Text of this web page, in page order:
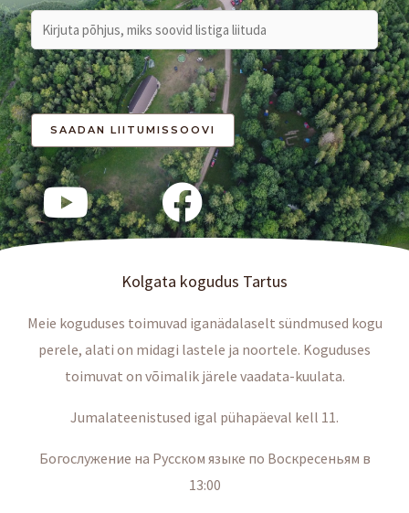
Kolgata kogudus Tartus
Meie koguduses toimuvad iganädalaselt sündmused kogu
perele, alati on midagi lastele ja noortele. Koguduses
toimuvat on võimalik järele vaadata-kuulata.
Jumalateenistused igal pühapäeval kell 11.
Богослужение на Русском языке по Воскресеньям в
13:00